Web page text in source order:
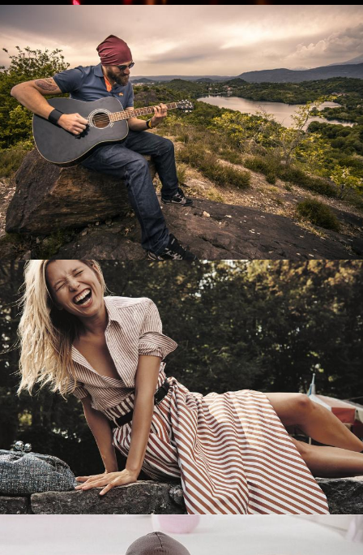
Перевод интернет-магазина
Guitaramania.ru на 1С-Битрикс
Смотреть проект
Имиджевый сайт для сети магазинов
Soho Project
Смотреть проект